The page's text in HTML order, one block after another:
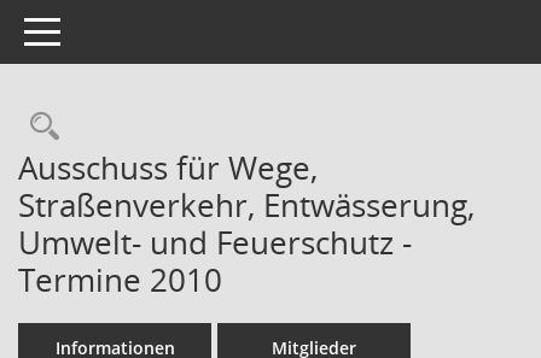
Toggle navigation
Rechercheauswahl
Ausschuss für Wege,
Straßenverkehr, Entwässerung,
Umwelt- und Feuerschutz -
Termine 2010
Informationen Mitglieder